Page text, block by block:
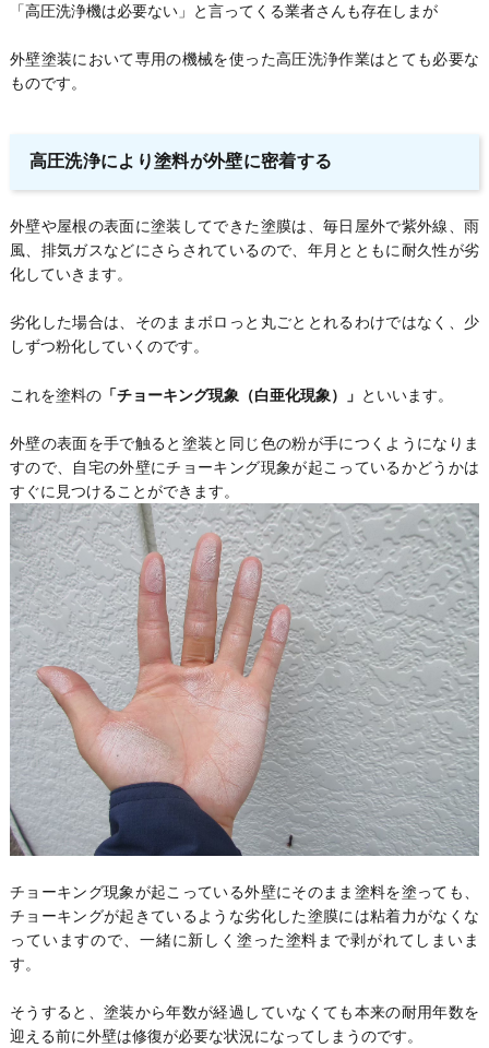
「高圧洗浄機は必要ない」と言ってくる業者さんも存在しまが
外壁塗装において専用の機械を使った高圧洗浄作業はとても必要な
ものです。
高圧洗浄により塗料が外壁に密着する
外壁や屋根の表面に塗装してできた塗膜は、毎日屋外で紫外線、雨
風、排気ガスなどにさらされているので、年月とともに耐久性が劣
化していきます。
劣化した場合は、そのままボロっと丸ごととれるわけではなく、少
しずつ粉化していくのです。
これを塗料の「チョーキング現象（白亜化現象）」 といいます。
外壁の表面を手で触ると塗装と同じ色の粉が手につくようになりま
すので、自宅の外壁にチョーキング現象が起こっているかどうかは
すぐに見つけることができます。
チョーキング現象が起こっている外壁にそのまま塗料を塗っても、
チョーキングが起きているような劣化した塗膜には粘着力がなくな
っていますので、一緒に新しく塗った塗料まで剥がれてしまいま
す。
そうすると、塗装から年数が経過していなくても本来の耐用年数を
迎える前に外壁は修復が必要な状況になってしまうのです。